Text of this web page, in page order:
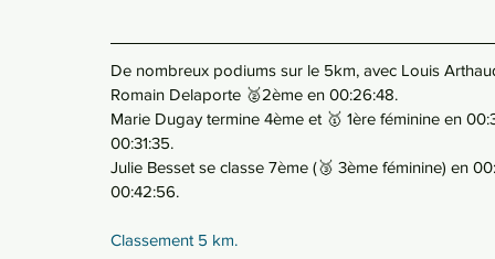
De nombreux podiums sur le 5km, avec Louis
Romain Delaporte 🥈2ème en 00:26:48.
Marie Dugay termine 4ème et 🥇 1ère féminine en
00:31:35.
Julie Besset se classe 7ème (🥉 3ème féminine) en
00:42:56.
Classement 5 km.